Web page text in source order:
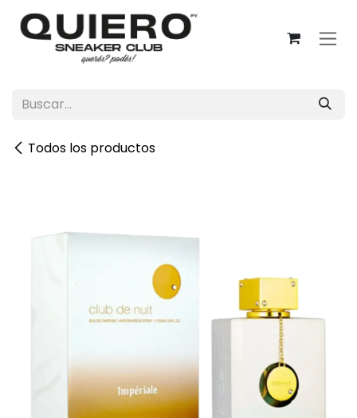
Ir al contenido
Todos los productos